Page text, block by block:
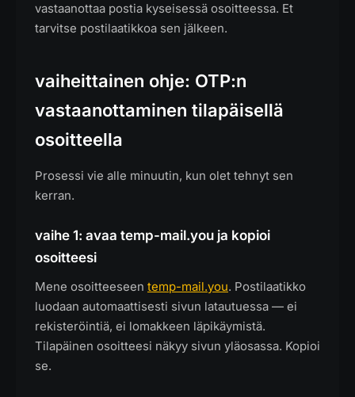
vastaanottaa postia kyseisessä osoitteessa. Et
tarvitse postilaatikkoa sen jälkeen.
vaiheittainen ohje: OTP:n
vastaanottaminen tilapäisellä
osoitteella
Prosessi vie alle minuutin, kun olet tehnyt sen
kerran.
vaihe 1: avaa temp-mail.you ja kopioi
osoitteesi
Mene osoitteeseen temp-mail.you. Postilaatikko
luodaan automaattisesti sivun latautuessa — ei
rekisteröintiä, ei lomakkeen läpikäymistä.
Tilapäinen osoitteesi näkyy sivun yläosassa. Kopioi
se.